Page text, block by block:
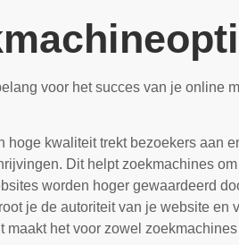
voor het succes van je online
kwaliteit trekt bezoekers aan
Dit helpt zoekmachines
worden hoger gewaardeerd
je de autoriteit van je website en
het voor zowel